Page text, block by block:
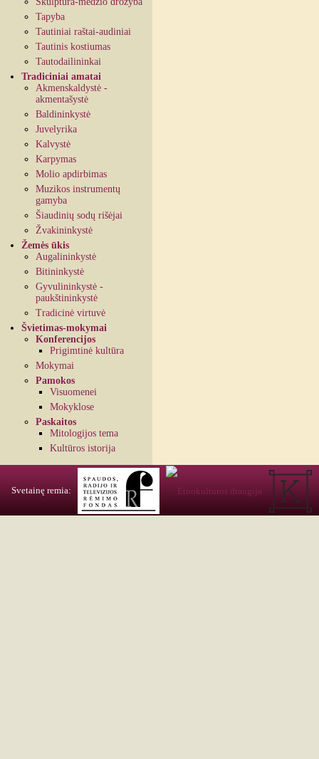
Tapyba
Tautiniai raštai-audiniai
Tautinis kostiumas
Tautodailininkai
Tradiciniai amatai
Akmenskaldystė -
akmentašystė
Baldininkystė
Juvelyrika
Kalvystė
Karpymas
Molio apdirbimas
Muzikos instrumentų
gamyba
Šiaudinių sodų rišėjai
Žvakininkystė
Žemės ūkis
Augalininkystė
Bitininkystė
Gyvulininkystė -
paukštininkystė
Tradicinė virtuvė
Švietimas-mokymai
Konferencijos
Prigimtinė kultūra
Mokymai
Pamokos
Visuomenei
Mokyklose
Paskaitos
Mitologijos tema
Kultūros istorija
Svetainę remia: